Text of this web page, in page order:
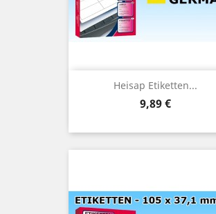
Heisap Etiketten...
Preis
9,89 €